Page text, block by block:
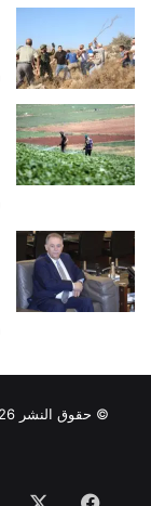
© حقوق النشر 2026، جميع الحقوق محفوظة |